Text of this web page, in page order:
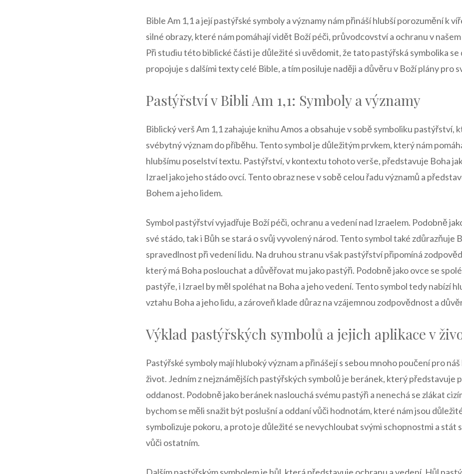
Bible Am 1,1 a její pastýřské symboly a významy nám přináší hlubší porozumění k
silné obrazy, které nám pomáhají vidět Boží péči, průvodcovství a ochranu v
Při studiu této biblické části je důležité si uvědomit, že tato pastýřská symbolika se
propojuje s dalšími texty celé Bible, a tím posiluje naději a důvěru v Boží plány pro
Pastýřství v Bibli Am 1,1: Symboly a významy
Biblický verš Am 1,1 zahajuje knihu Amos a obsahuje v sobě symboliku pastýřství,
svébytný význam do příběhu. Tento symbol je důležitým prvkem, který nám
hlubšímu poselství textu. Pastýřství, v kontextu tohoto verše, představuje Boha
Izrael jako jeho stádo ovcí. Tento obraz nese v sobě celou řadu významů a
Bohem a jeho lidem.
Symbol pastýřství vyjadřuje Boží péči, ochranu a vedení nad Izraelem. Podobně
své stádo, tak i Bůh se stará o svůj vyvolený národ. Tento symbol také zdůrazňuje
spravedlnost při vedení lidu. Na druhou stranu však pastýřství připomíná
který má Boha poslouchat a důvěřovat mu jako pastýři. Podobně jako ovce se
pastýře, i Izrael by měl spoléhat na Boha a jeho vedení. Tento symbol tedy nabízí
vztahu Boha a jeho lidu, a zároveň klade důraz na vzájemnou zodpovědnost a
Výklad pastýřských symbolů a jejich aplikace v
Pastýřské symboly mají hluboký význam a přinášejí s sebou mnoho poučení pro
život. Jedním z nejznámějších pastýřských symbolů je beránek, který představuje
oddanost. Podobně jako beránek naslouchá svému pastýři a nenechá se zlákat
bychom se měli snažit být poslušní a oddaní vůči hodnotám, které nám jsou
symbolizuje pokoru, a proto je důležité se nevychloubat svými schopnostmi a stát
vůči ostatním.